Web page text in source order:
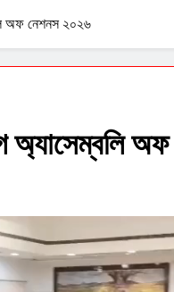
অফ নেশনস ২০২৬
অ্যাসেম্বলি